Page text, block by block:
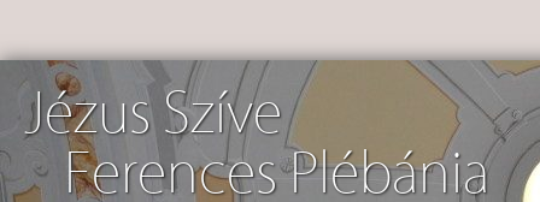
Jézus Szíve
Ferences Plébánia